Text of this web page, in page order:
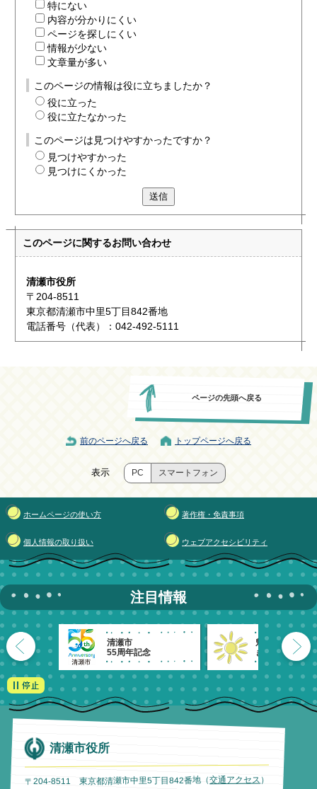
特にない
内容が分かりにくい
ページを探しにくい
情報が少ない
文章量が多い
このページの情報は役に立ちましたか？
役に立った
役に立たなかった
このページは見つけやすかったですか？
見つけやすかった
見つけにくかった
送信
このページに関するお問い合わせ
清瀬市役所
〒204-8511
東京都清瀬市中里5丁目842番地
電話番号（代表）：042-492-5111
ページの先頭へ戻る
前のページへ戻る トップページへ戻る
表示 PC スマートフォン
ホームページの使い方 著作権・免責事項
個人情報の取り扱い ウェブアクセシビリティ
注目情報
清瀬市
55周年記念
魅力発信！
きよせのーと。
清瀬市役所
〒204-8511 東京都清瀬市中里5丁目842番地（交通アクセス ）